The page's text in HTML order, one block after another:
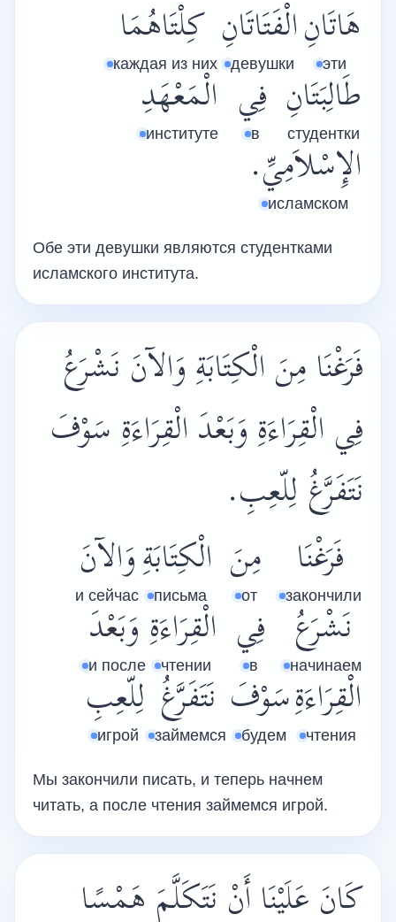
هَاتَانِ
эти
الْفَتَاتَانِ
девушки
كِلْتَاهُمَا
каждая из них
طَالِبَتَانِ
студентки
فِي
в
الْمَعْهَدِ
институте
الإِسْلاَمِيِّ.
исламском
Обе эти девушки являются студентками
исламского института.
فَرَغْنَا مِنَ الْكِتَابَةِ وَالآنَ نَشْرَعُ
فِي الْقِرَاءَةِ وَبَعْدَ الْقِرَاءَةِ سَوْفَ
نَتَفَرَّغُ لِلّعِبِ.
فَرَغْنَا
закончили
مِنَ
от
الْكِتَابَةِ
письма
وَالآنَ
и сейчас
نَشْرَعُ
начинаем
فِي
в
الْقِرَاءَةِ
чтении
وَبَعْدَ
и после
الْقِرَاءَةِ
чтения
سَوْفَ
будем
نَتَفَرَّغُ
займемся
لِلّعِبِ
игрой
Мы закончили писать, и теперь начнем
читать, а после чтения займемся игрой.
كَانَ عَلَيْنَا أَنْ نَتَكَلَّمَ هَمْسًا